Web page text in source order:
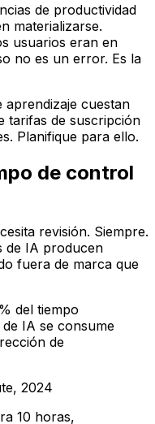
de productividad
materializarse.
usuarios eran en
no es un error. Es la
cuestan
tarifas de suscripción
Planifique para ello.
de control
revisión. Siempre.
de IA producen
fuera de marca que
del tiempo
IA se consume
de
2024
10 horas,